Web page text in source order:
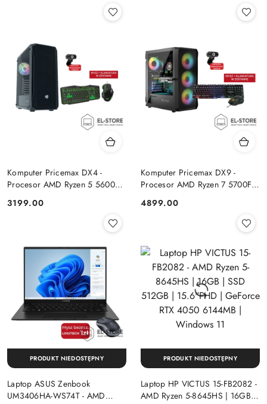
Komputer Pricemax DX4 -
Procesor AMD Ryzen 5 5600G
512GB Win 11 PRO
Cena:
3199.00
Komputer Pricemax DX9 -
Procesor AMD Ryzen 7 5700F |
GeForce RTX 5050 8GB | Win
Cena:
4899.00
Laptop ASUS Zenbook
UM3406HA-WS74T - AMD
PRODUKT NIEDOSTĘPNY
Laptop HP VICTUS 15-FB2082 -
AMD Ryzen 5-8645HS | 16GB |
PRODUKT NIEDOSTĘPNY